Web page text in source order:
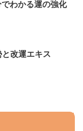
わかる運の強化
改運エキス